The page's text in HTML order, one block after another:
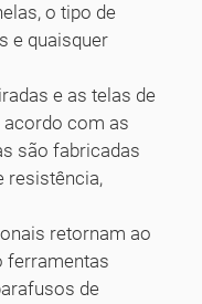
o tipo de
e quaisquer
e as telas de
com as
são fabricadas
resistência,
retornam ao
ferramentas
de